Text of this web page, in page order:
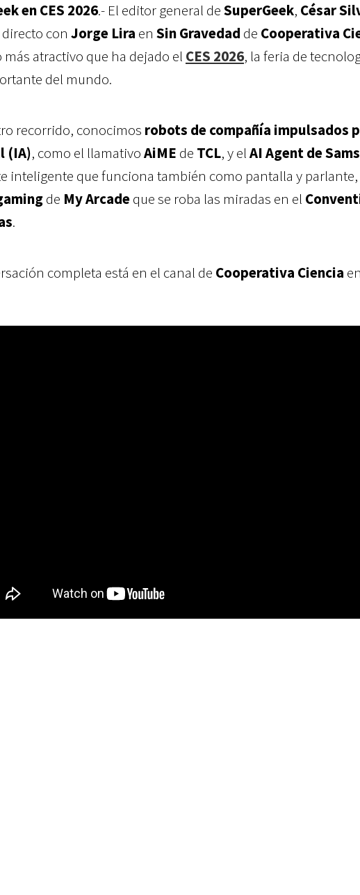
en CES 2026.- El editor general deSuperGeek, César
con Jorge Lira en Sin Gravedad de Cooperativa
más atractivo que ha dejado el CES 2026, la feria de
del mundo.
recorrido, conocimos robots de compañía impulsados
(IA), como el llamativoAiME de TCL, y elAI Agent de
inteligente que funciona también como pantalla y
de My Arcadeque se roba las miradas en el
.
completa está en el canal de Cooperativa Ciencia en